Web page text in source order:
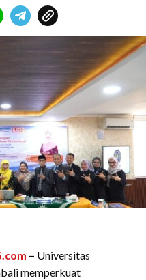
– Universitas
memperkuat